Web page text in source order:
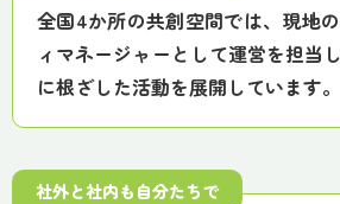
全国4か所の共創空間では、現地
ィマネージャーとして運営を担当
に根ざした活動を展開しています。
社外と社内も自分たちで